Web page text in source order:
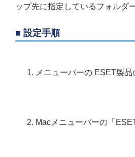
ップ先に指定しているフォルダ
■ 設定手順
メニューバーの ESET製
Macメニューバーの「